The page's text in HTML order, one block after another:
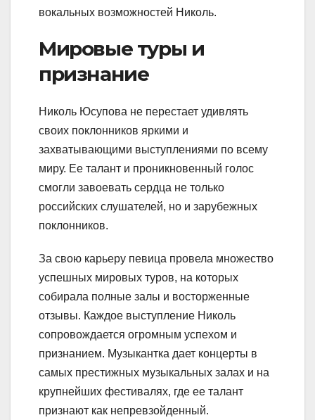
вокальных возможностей Николь.
Мировые туры и
признание
Николь Юсупова не перестает удивлять
своих поклонников яркими и
захватывающими выступлениями по всему
миру. Ее талант и проникновенный голос
смогли завоевать сердца не только
российских слушателей, но и зарубежных
поклонников.
За свою карьеру певица провела множество
успешных мировых туров, на которых
собирала полные залы и восторженные
отзывы. Каждое выступление Николь
сопровождается огромным успехом и
признанием. Музыкантка дает концерты в
самых престижных музыкальных залах и на
крупнейших фестивалях, где ее талант
признают как непревзойденный.